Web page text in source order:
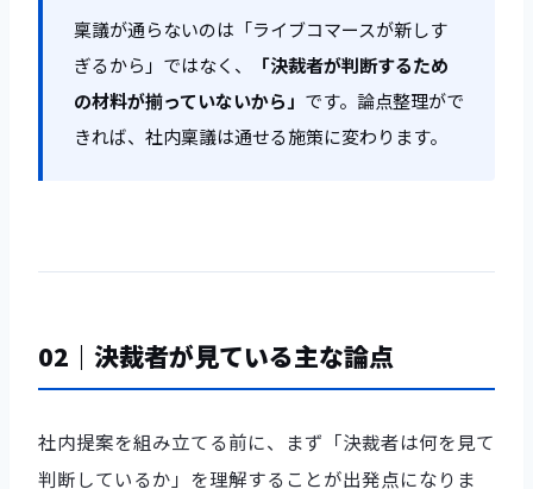
稟議が通らないのは「ライブコマースが新しす
ぎるから」ではなく、
「決裁者が判断するため
の材料が揃っていないから」 です。論点整理がで
きれば、社内稟議は通せる施策に変わります。
02｜決裁者が見ている主な論点
社内提案を組み立てる前に、まず「決裁者は何を見て
判断しているか」を理解することが出発点になりま